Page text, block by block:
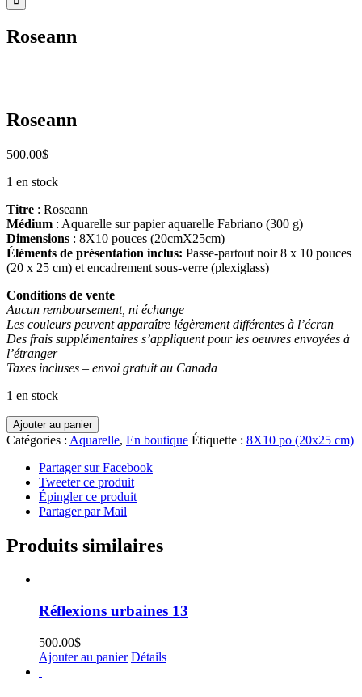
Roseann
Roseann
500.00$
1 en stock
Titre : Roseann
Médium : Aquarelle sur papier aquarelle Fabriano (300 g)
Dimensions : 8X10 pouces (20cmX25cm)
Éléments de présentation inclus: Passe-partout noir 8 x 10 pouces
(20 x 25 cm) et encadrement sous-verre (plexiglass)
Conditions de vente
Aucun remboursement, ni échange
Les couleurs peuvent apparaître légèrement différentes à l’écran
Des frais supplémentaires s’appliquent pour les oeuvres envoyées à
l’étranger
Taxes incluses – envoi gratuit au Canada
1 en stock
quantité
de
Roseann
Ajouter au panier
Catégories : Aquarelle, En boutique Étiquette : 8X10 po (20x25 cm)
Partager sur Facebook
Tweeter ce produit
Épingler ce produit
Partager par Mail
Produits similaires
Réflexions urbaines 13
500.00$
Ajouter au panier Détails